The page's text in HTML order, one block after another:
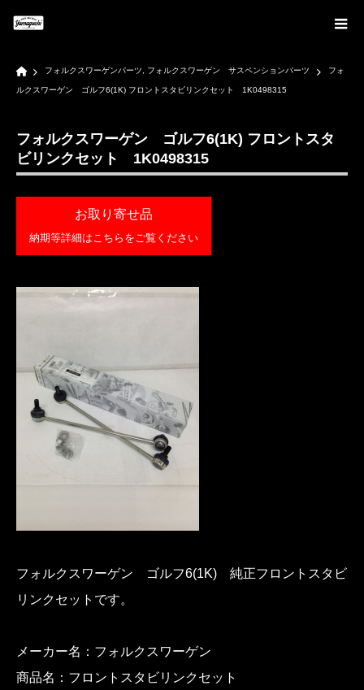
Home
フォルクスワーゲンパーツ フォルクスワーゲン サスペンションパーツ フォ
ルクスワーゲン ゴルフ6(1K) フロントスタビリンクセット 1K0498315
フォルクスワーゲン ゴルフ6(1K) フロントスタ
ビリンクセット 1K0498315
お取り寄せ品
納期等詳細はこちらをご覧ください
フォルクスワーゲン ゴルフ6(1K) 純正フロントスタビ
リンクセットです。
メーカー名：フォルクスワーゲン
商品名：フロントスタビリンクセット